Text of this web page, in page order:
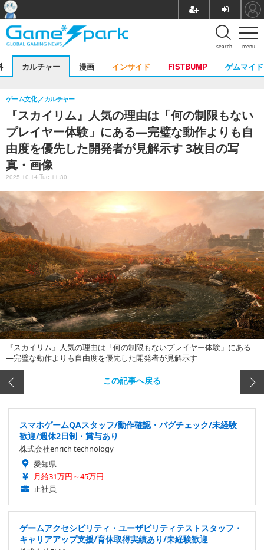
menu
search
カルチャー 漫画 インサイド FISTBUMP ゲムマイド
『スカイリム』人気の理由は「何の制限もない
プレイヤー体験」にある―完璧な動作よりも自
由度を優先した開発者が見解示す 3枚目の写
真・画像
ゲーム文化 カルチャー
2025.10.14 Tue 11:30
『スカイリム』人気の理由は「何の制限もないプレイヤー体験」にある
―完璧な動作よりも自由度を優先した開発者が見解示す
この記事へ戻る
スマホゲームQAスタッフ/動作確認・バグチェック/未経験
歓迎/週休2日制・賞与あり
株式会社enrich technology
愛知県
月給31万円～45万円
正社員
ゲームアクセシビリティ・ユーザビリティテストスタッフ・
キャリアアップ支援/育休取得実績あり/未経験歓迎